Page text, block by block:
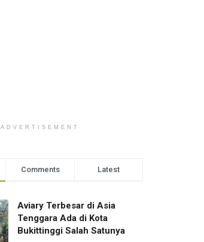
ADVERTISEMENT
Comments Latest
Aviary Terbesar di Asia
Tenggara Ada di Kota
Bukittinggi Salah Satunya